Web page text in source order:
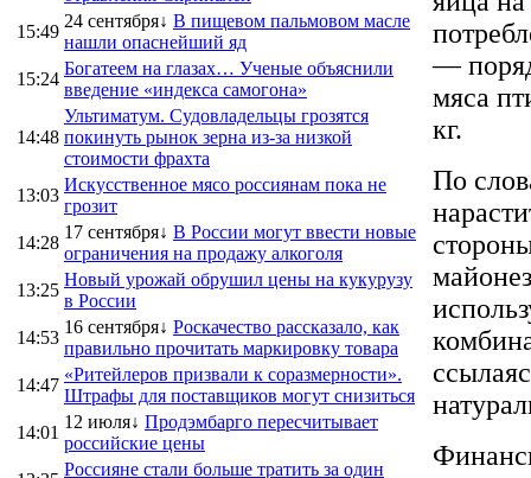
15:49
24 сентября↓ В пищевом пальмовом масле
нашли опаснейший яд
15:24
Богатеем на глазах… Ученые объяснили
введение «индекса самогона»
14:48
Ультиматум. Судовладельцы грозятся
покинуть рынок зерна из-за низкой
стоимости фрахта
13:03
Искусственное мясо россиянам пока не
грозит
14:28
17 сентября↓ В России могут ввести новые
ограничения на продажу алкоголя
13:25
Новый урожай обрушил цены на кукурузу
в России
14:53
16 сентября↓ Роскачество рассказало, как
правильно прочитать маркировку товара
14:47
«Ритейлеров призвали к соразмерности».
Штрафы для поставщиков могут снизиться
14:01
12 июля↓ Продэмбарго пересчитывает
российские цены
Россияне стали больше тратить за один
—
мяса
кг.
По